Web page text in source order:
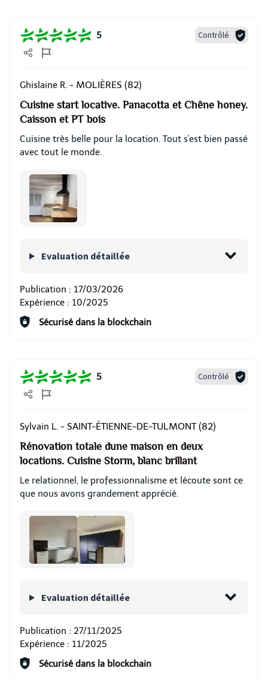
5 Contrôlé
Ghislaine R. - MOLIÈRES (82)
Cuisine start locative. Panacotta et Chêne honey.
Caisson et PT bois
Cuisine très belle pour la location. Tout s'est bien passé
avec tout le monde.
Evaluation détaillée
Publication : 17/03/2026
Expérience : 10/2025
Sécurisé dans la blockchain
5 Contrôlé
Sylvain L. - SAINT-ÉTIENNE-DE-TULMONT (82)
Rénovation totale dune maison en deux
locations. Cuisine Storm, blanc brillant
Le relationnel, le professionnalisme et lécoute sont ce
que nous avons grandement apprécié.
Evaluation détaillée
Publication : 27/11/2025
Expérience : 11/2025
Sécurisé dans la blockchain